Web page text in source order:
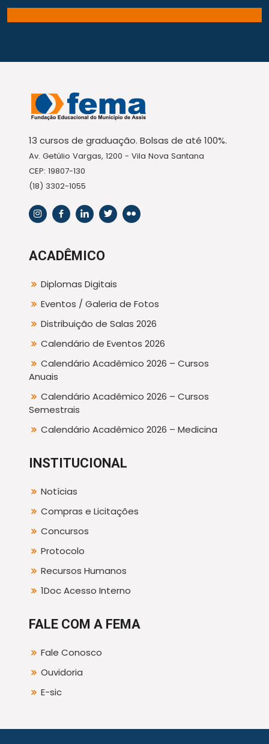
13 cursos de graduação. Bolsas de até 100%.
Av. Getúlio Vargas, 1200 - Vila Nova Santana
CEP: 19807-130
(18) 3302-1055
ACADÊMICO
Diplomas Digitais
Eventos / Galeria de Fotos
Distribuição de Salas 2026
Calendário de Eventos 2026
Calendário Acadêmico 2026 – Cursos
Anuais
Calendário Acadêmico 2026 – Cursos
Semestrais
Calendário Acadêmico 2026 – Medicina
INSTITUCIONAL
Notícias
Compras e Licitações
Concursos
Protocolo
Recursos Humanos
1Doc Acesso Interno
FALE COM A FEMA
Fale Conosco
Ouvidoria
E-sic